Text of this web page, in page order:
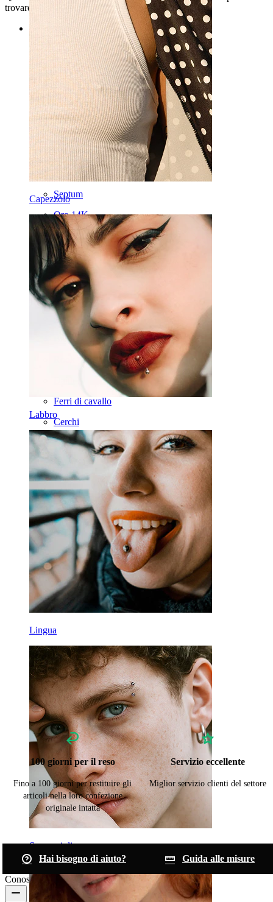
Capezzolo
Labbro
Lingua
Sopracciglio
trovare la stella perfetta per te. Splendi al massimo!
Ombelico
Labbro
Capezzolo
Industrial
Dermal
Helix
Orecchio
Septum
Oro 14K
Fake piercing
Labret
Lingua
Naso
Tragus
Barbell
Ferri di cavallo
Cerchi
Attrezzi
Lobo
Titanio
100 giorni per il reso
Fino a 100 giorni per restituire gli
articoli nella loro confezione
originale intatta
Servizio eccellente
Miglior servizio clienti del settore
Hai bisogno di aiuto?
Guida alle misure
Conosci Bodymod